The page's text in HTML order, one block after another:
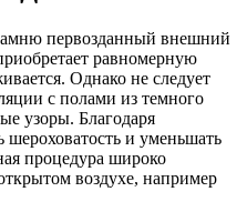
первозданный внешний
равномерную
Однако не следует
с полами из темного
узоры. Благодаря
шероховатость и уменьшать
процедура широко
воздухе, например